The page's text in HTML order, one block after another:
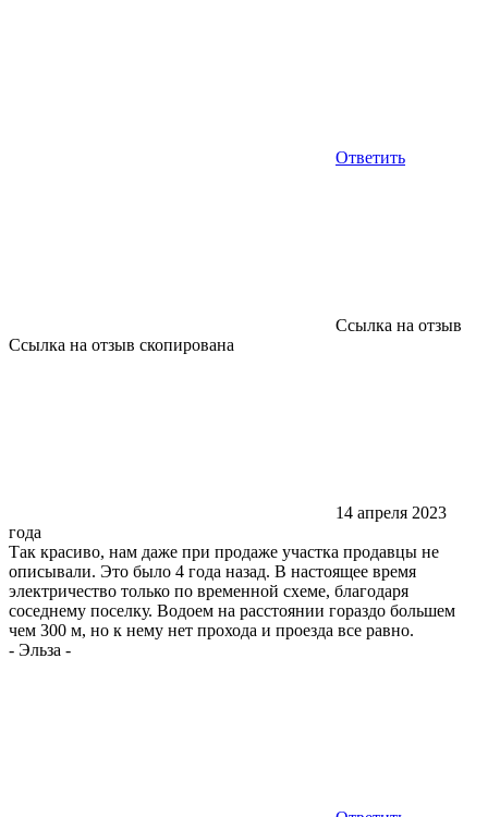
Ответить
Ссылка на отзыв
Ссылка на отзыв скопирована
14 апреля 2023
года
Так красиво, нам даже при продаже участка продавцы не
описывали. Это было 4 года назад. В настоящее время
электричество только по временной схеме, благодаря
соседнему поселку. Водоем на расстоянии гораздо большем
чем 300 м, но к нему нет прохода и проезда все равно.
- Эльза -